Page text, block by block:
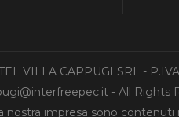
VILLA CAPPUGI SRL -
- All Rights
impresa sono